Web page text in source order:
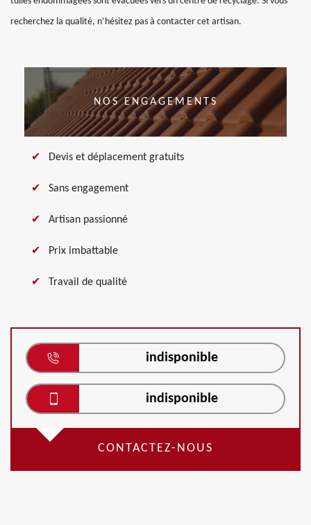
recherchez la qualité, n’hésitez pas à contacter cet artisan.
NOS ENGAGEMENTS
Devis et déplacement gratuits
Sans engagement
Artisan passionné
Prix imbattable
Travail de qualité
indisponible
indisponible
CONTACTEZ-NOUS